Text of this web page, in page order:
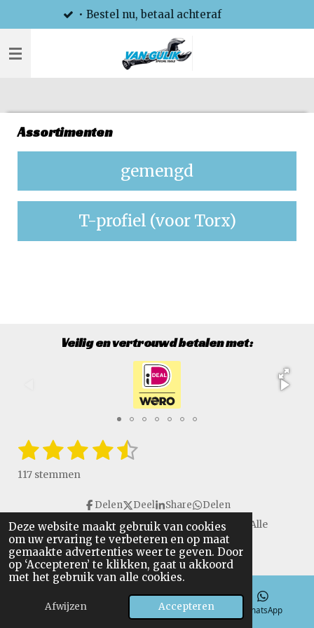
Deze website maakt gebruik van cookies
om uw ervaring te verbeteren en op maat
gemaakte advertenties weer te geven. Door
op ‘Accepteren’ te klikken, gaat u akkoord
met het gebruik van alle cookies.
Afwijzen Accepteren
direct
naar
• Bestel nu, betaal achteraf
Assortimenten
gemengd
T-profiel (voor Torx)
Veilig en vertrouwd betalen met:
R
a
t
n
g
:
4
.
1
s
e
r
2
s
e
r
r
e
n
3
s
e
r
r
e
n
4
t
e
r
r
e
5
t
e
r
r
e
S
e
117 stemmen
Delen Deel Share Delen
Copyright © 2016 - 2026 VanGulikSpecialTools. Alle
rechten voorbehouden.
E-mailadres Telefoonnummer WhatsApp